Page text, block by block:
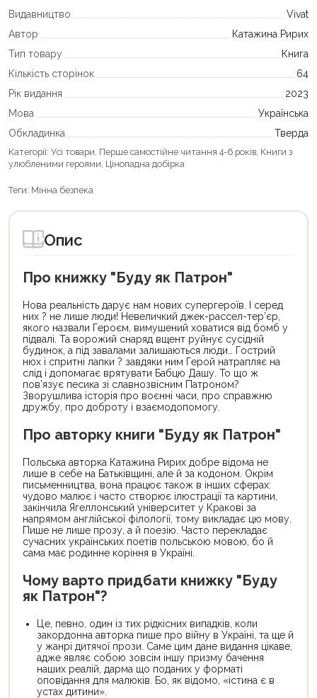
Видавництво
Vivat
Автор
Катажина Ририх
Тип товару
Книга
Кількість сторінок
64
Рік видання
2023
Мова
Українська
Обкладинка
Тверда
Категорії: Усі товари Перше самостійне читання 4-6 років Книги з
улюбленими героями Цінопадна добірка
Теги: Мінна безпека
Опис
Про книжку "Буду як Патрон"
Нова реальність дарує нам нових супергероїв. І серед
них ? не лише люди! Невеличкий джек-рассел-тер’єр,
якого назвали Героєм, вимушений ховатися від бомб у
підвалі. Та ворожий снаряд вщент руйнує сусідній
будинок, а під завалами залишаються люди… Гострий
нюх і спритні лапки ? завдяки ним Герой натрапляє на
слід і допомагає врятувати Бабцю Дашу. То що ж
пов’язує песика зі славнозвісним Патроном?
Зворушлива історія про воєнні часи, про справжню
дружбу, про доброту і взаємодопомогу.
Про авторку книги "Буду як Патрон"
Польська авторка Катажина Ририх добре відома не
лише в себе на Батьківщині, але й за кодоном. Окрім
письменництва, вона працює також в інших сферах:
чудово малює і часто створює ілюстрації та картини,
закінчила Ягеллонський університет у Кракові за
напрямом англійської філології, тому викладає цю мову.
Пише не лише прозу, а й поезію. Часто перекладає
сучасних українських поетів польською мовою, бо й
сама має родинне коріння в Україні.
Чому варто придбати книжку "Буду
як Патрон"?
Це, певно, один із тих рідкісних випадків, коли
закордонна авторка пише про війну в Україні, та ще й
у жанрі дитячої прози. Саме цим дане видання цікаве,
адже являє собою зовсім іншу призму бачення
наших реалій, дарма що поданих у форматі
оповідання для малюків. Бо, як відомо, «істина є в
устах дитини».